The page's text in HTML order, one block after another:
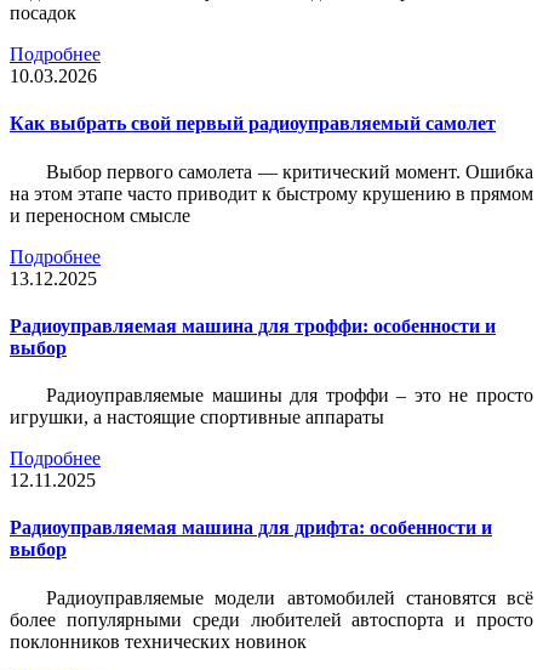
посадок
Подробнее
10.03.2026
Как выбрать свой первый радиоуправляемый самолет
Выбор первого самолета — критический момент. Ошибка
на этом этапе часто приводит к быстрому крушению в прямом
и переносном смысле
Подробнее
13.12.2025
Радиоуправляемая машина для троффи: особенности и
выбор
Радиоуправляемые машины для троффи – это не просто
игрушки, а настоящие спортивные аппараты
Подробнее
12.11.2025
Радиоуправляемая машина для дрифта: особенности и
выбор
Радиоуправляемые модели автомобилей становятся всё
более популярными среди любителей автоспорта и просто
поклонников технических новинок